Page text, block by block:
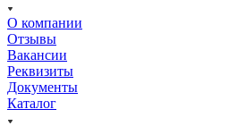
О компании
Отзывы
Вакансии
Реквизиты
Документы
Каталог